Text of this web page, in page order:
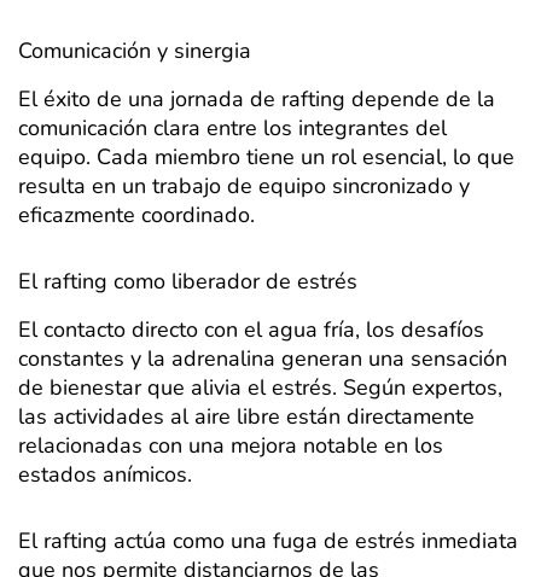
Comunicación y sinergia
El éxito de una jornada de rafting depende de la
comunicación clara entre los integrantes del
equipo. Cada miembro tiene un rol esencial, lo que
resulta en un trabajo de equipo sincronizado y
eficazmente coordinado.
El rafting como liberador de estrés
El contacto directo con el agua fría, los desafíos
constantes y la adrenalina generan una sensación
de bienestar que alivia el estrés. Según expertos,
las actividades al aire libre están directamente
relacionadas con una mejora notable en los
estados anímicos.
El rafting actúa como una fuga de estrés inmediata
que nos permite distanciarnos de las